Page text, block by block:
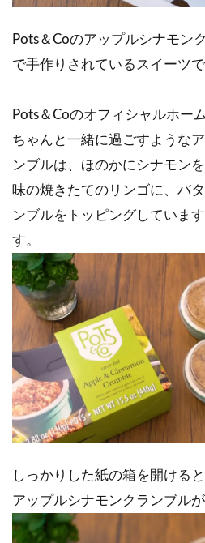
Pots＆Coのアップルシナモン
で手作りされているスイーツで
Pots＆Coのオフィシャルホー
ちゃんと一緒に過ごすような
ンブルは、ほのかにシナモン
味の焼きたてのリンゴに、バ
ンブルをトッピングしていま
す。
しっかりした紙の箱を開ける
アップルシナモンクランブル